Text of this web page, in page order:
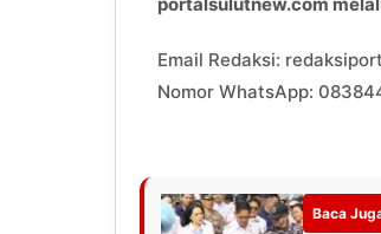
Email Redaksi:
Nomor WhatsApp:
Baca